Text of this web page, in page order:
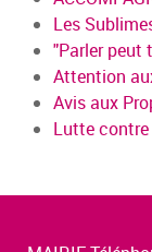
Les
"Parler peut
Attention
Avis aux
Lutte